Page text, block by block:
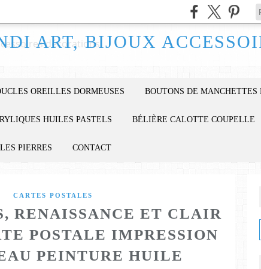
OREILLES DORMEUSES BOUTONS DE MANCHETTES
HUILES PASTELS BÉLIÈRE CALOTTE COUPELLE
PIERRES CONTACT
CARTES POSTALES
RENAISSANCE ET CLAIR
POSTALE IMPRESSION
PEINTURE HUILE